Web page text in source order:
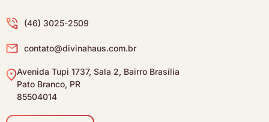
(46) 3025-2509
contato@divinahaus.com.br
Avenida Tupi 1737, Sala 2, Bairro Brasília
Pato Branco, PR
85504014